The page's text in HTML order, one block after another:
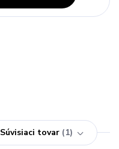
Súvisiaci tovar 1